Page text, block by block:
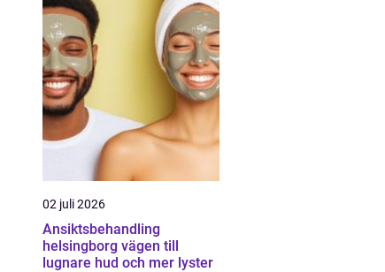
02 juli 2026
Ansiktsbehandling
helsingborg vägen till
lugnare hud och mer lyster